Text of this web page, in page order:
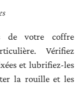
de votre coffre
Vérifiez
et lubrifiez-les
la rouille et les